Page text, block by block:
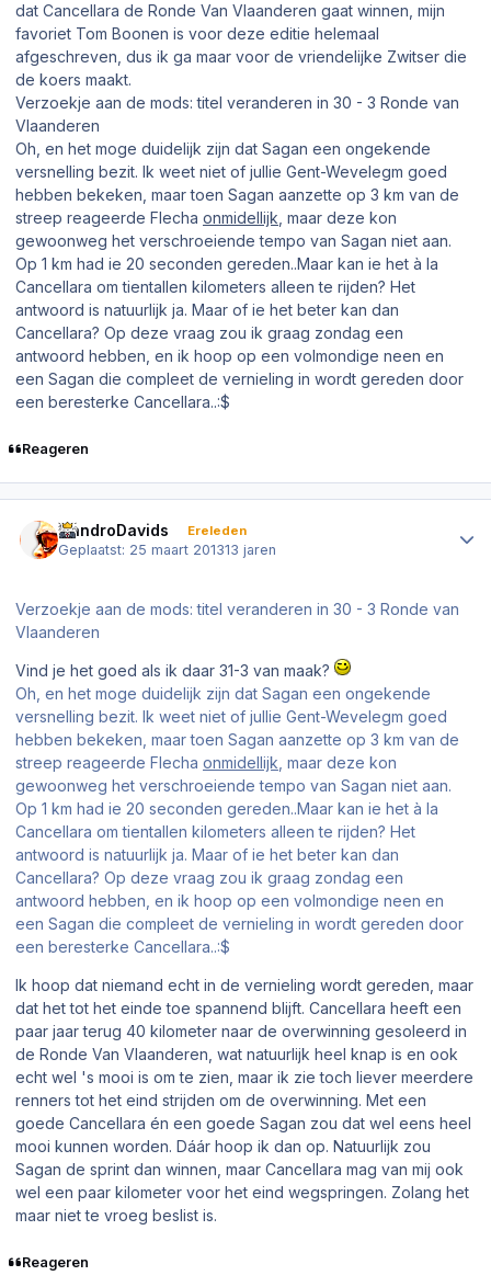
dat Cancellara de Ronde Van Vlaanderen gaat winnen, mijn
favoriet Tom Boonen is voor deze editie helemaal
afgeschreven, dus ik ga maar voor de vriendelijke Zwitser die
de koers maakt.
Verzoekje aan de mods: titel veranderen in 30 - 3 Ronde van
Vlaanderen
Oh, en het moge duidelijk zijn dat Sagan een ongekende
versnelling bezit. Ik weet niet of jullie Gent-Wevelegm goed
hebben bekeken, maar toen Sagan aanzette op 3 km van de
streep reageerde Flecha onmidellijk , maar deze kon
gewoonweg het verschroeiende tempo van Sagan niet aan.
Op 1 km had ie 20 seconden gereden..Maar kan ie het à la
Cancellara om tientallen kilometers alleen te rijden? Het
antwoord is natuurlijk ja. Maar of ie het beter kan dan
Cancellara? Op deze vraag zou ik graag zondag een
antwoord hebben, en ik hoop op een volmondige neen en
een Sagan die compleet de vernieling in wordt gereden door
een beresterke Cancellara..:$
Reageren
NandroDavids Ereleden
Geplaatst: 25 maart 201313 jaren
Verzoekje aan de mods: titel veranderen in 30 - 3 Ronde van
Vlaanderen
Vind je het goed als ik daar 31-3 van maak?
Oh, en het moge duidelijk zijn dat Sagan een ongekende
versnelling bezit. Ik weet niet of jullie Gent-Wevelegm goed
hebben bekeken, maar toen Sagan aanzette op 3 km van de
streep reageerde Flecha onmidellijk , maar deze kon
gewoonweg het verschroeiende tempo van Sagan niet aan.
Op 1 km had ie 20 seconden gereden..Maar kan ie het à la
Cancellara om tientallen kilometers alleen te rijden? Het
antwoord is natuurlijk ja. Maar of ie het beter kan dan
Cancellara? Op deze vraag zou ik graag zondag een
antwoord hebben, en ik hoop op een volmondige neen en
een Sagan die compleet de vernieling in wordt gereden door
een beresterke Cancellara..:$
Ik hoop dat niemand echt in de vernieling wordt gereden, maar
dat het tot het einde toe spannend blijft. Cancellara heeft een
paar jaar terug 40 kilometer naar de overwinning gesoleerd in
de Ronde Van Vlaanderen, wat natuurlijk heel knap is en ook
echt wel 's mooi is om te zien, maar ik zie toch liever meerdere
renners tot het eind strijden om de overwinning. Met een
goede Cancellara én een goede Sagan zou dat wel eens heel
mooi kunnen worden. Dáár hoop ik dan op. Natuurlijk zou
Sagan de sprint dan winnen, maar Cancellara mag van mij ook
wel een paar kilometer voor het eind wegspringen. Zolang het
maar niet te vroeg beslist is.
Reageren